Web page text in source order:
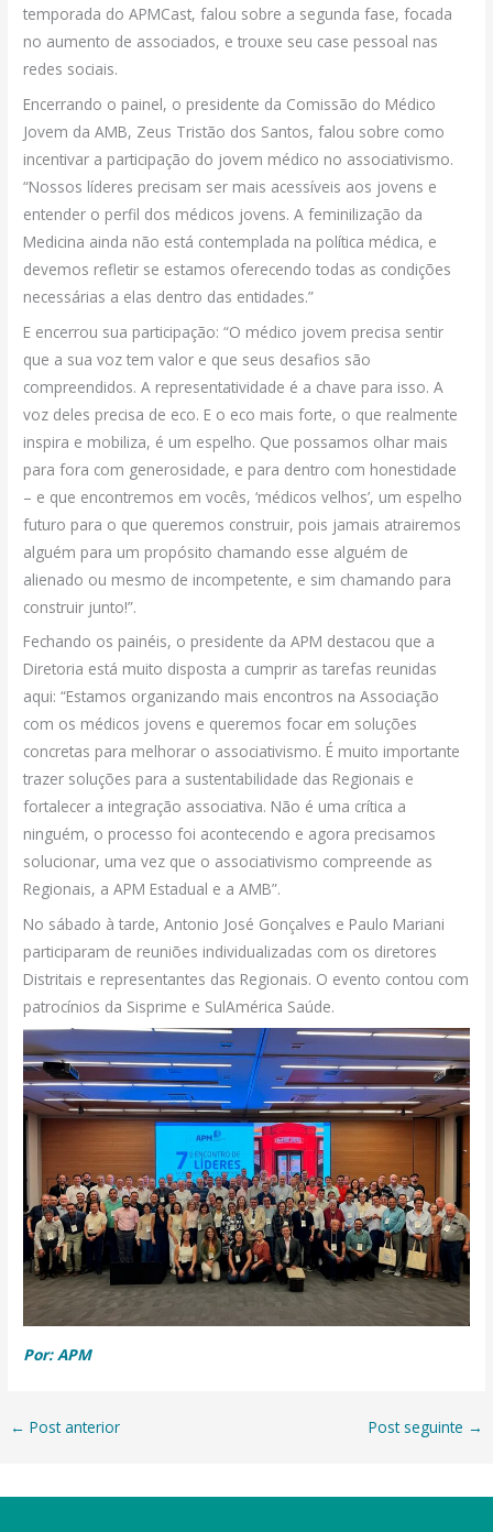
temporada do APMCast, falou sobre a segunda fase, focada
no aumento de associados, e trouxe seu case pessoal nas
redes sociais.
Encerrando o painel, o presidente da Comissão do Médico
Jovem da AMB, Zeus Tristão dos Santos, falou sobre como
incentivar a participação do jovem médico no associativismo.
“Nossos líderes precisam ser mais acessíveis aos jovens e
entender o perfil dos médicos jovens. A feminilização da
Medicina ainda não está contemplada na política médica, e
devemos refletir se estamos oferecendo todas as condições
necessárias a elas dentro das entidades.”
E encerrou sua participação: “O médico jovem precisa sentir
que a sua voz tem valor e que seus desafios são
compreendidos. A representatividade é a chave para isso. A
voz deles precisa de eco. E o eco mais forte, o que realmente
inspira e mobiliza, é um espelho. Que possamos olhar mais
para fora com generosidade, e para dentro com honestidade
– e que encontremos em vocês, ‘médicos velhos’, um espelho
futuro para o que queremos construir, pois jamais atrairemos
alguém para um propósito chamando esse alguém de
alienado ou mesmo de incompetente, e sim chamando para
construir junto!”.
Fechando os painéis, o presidente da APM destacou que a
Diretoria está muito disposta a cumprir as tarefas reunidas
aqui: “Estamos organizando mais encontros na Associação
com os médicos jovens e queremos focar em soluções
concretas para melhorar o associativismo. É muito importante
trazer soluções para a sustentabilidade das Regionais e
fortalecer a integração associativa. Não é uma crítica a
ninguém, o processo foi acontecendo e agora precisamos
solucionar, uma vez que o associativismo compreende as
Regionais, a APM Estadual e a AMB”.
No sábado à tarde, Antonio José Gonçalves e Paulo Mariani
participaram de reuniões individualizadas com os diretores
Distritais e representantes das Regionais. O evento contou com
patrocínios da Sisprime e SulAmérica Saúde.
Por: APM
← Post anterior Post seguinte →